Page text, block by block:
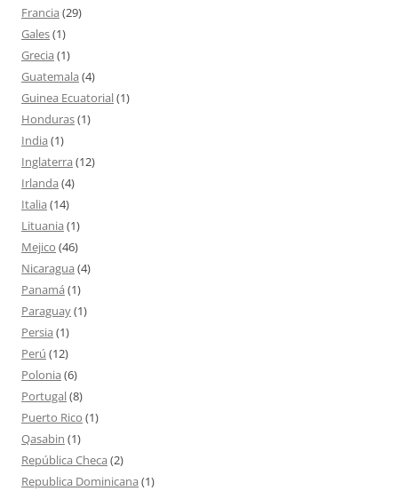
Francia (29)
Gales(1)
Grecia (1)
Guatemala (4)
Guinea Ecuatorial(1)
Honduras(1)
India (1)
Inglaterra (12)
Irlanda (4)
Italia (14)
Lituania (1)
Mejico (46)
Nicaragua (4)
Panamá (1)
Paraguay(1)
Persia (1)
Perú (12)
Polonia (6)
Portugal(8)
Puerto Rico (1)
Qasabin (1)
República Checa (2)
Republica Dominicana (1)